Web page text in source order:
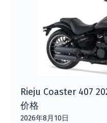
Rieju Coaster 407
价格
2026年8月10日